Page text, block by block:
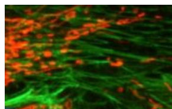
컨
텐
츠
로
건
너
뛰
기